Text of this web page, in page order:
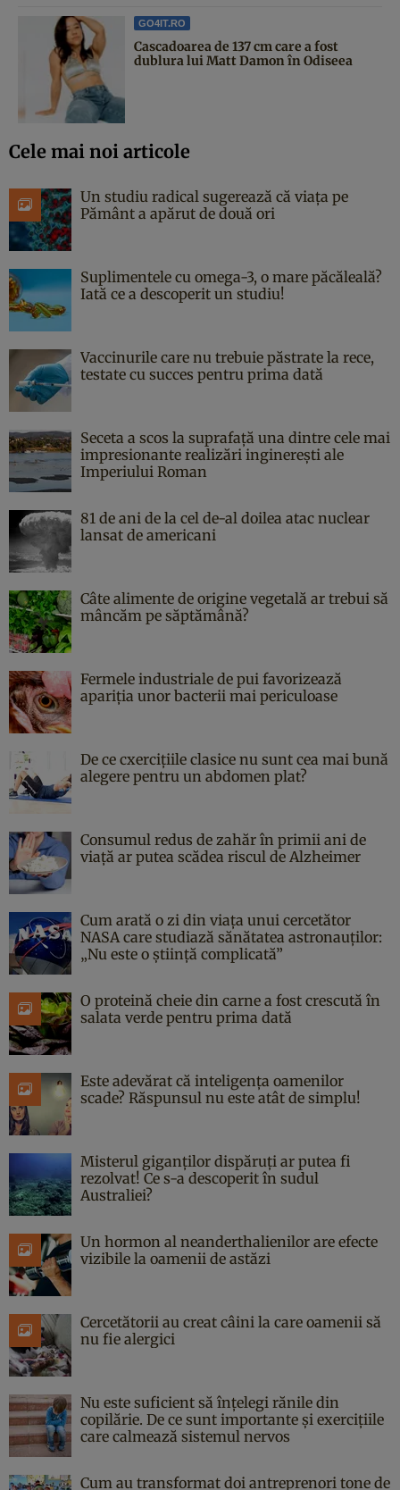
GO4IT.RO
Cascadoarea de 137 cm care a fost
dublura lui Matt Damon în Odiseea
Cele mai noi articole
Un studiu radical sugerează că viața pe
Pământ a apărut de două ori
Suplimentele cu omega-3, o mare păcăleală?
Iată ce a descoperit un studiu!
Vaccinurile care nu trebuie păstrate la rece,
testate cu succes pentru prima dată
Seceta a scos la suprafață una dintre cele mai
impresionante realizări inginerești ale
Imperiului Roman
81 de ani de la cel de-al doilea atac nuclear
lansat de americani
Câte alimente de origine vegetală ar trebui să
mâncăm pe săptămână?
Fermele industriale de pui favorizează
apariția unor bacterii mai periculoase
De ce cxercițiile clasice nu sunt cea mai bună
alegere pentru un abdomen plat?
Consumul redus de zahăr în primii ani de
viață ar putea scădea riscul de Alzheimer
Cum arată o zi din viața unui cercetător
NASA care studiază sănătatea astronauților:
„Nu este o știință complicată”
O proteină cheie din carne a fost crescută în
salata verde pentru prima dată
Este adevărat că inteligența oamenilor
scade? Răspunsul nu este atât de simplu!
Misterul giganților dispăruți ar putea fi
rezolvat! Ce s-a descoperit în sudul
Australiei?
Un hormon al neanderthalienilor are efecte
vizibile la oamenii de astăzi
Cercetătorii au creat câini la care oamenii să
nu fie alergici
Nu este suficient să înțelegi rănile din
copilărie. De ce sunt importante și exercițiile
care calmează sistemul nervos
Cum au transformat doi antreprenori tone de